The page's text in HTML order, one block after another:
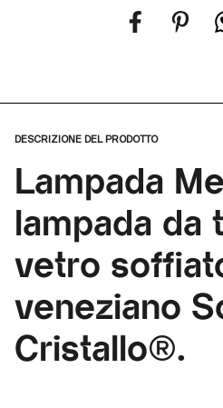
DESCRIZIONE DEL PRODOTTO
Lampada
lampada da
vetro
veneziano
Cristallo®.